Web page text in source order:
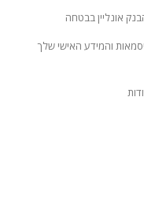
אונליין בבטחה
והמידע האישי שלך